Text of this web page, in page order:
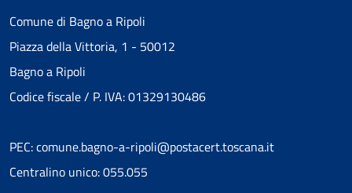
Comune di Bagno a Ripoli
Piazza della Vittoria, 1 - 50012
Bagno a Ripoli
Codice fiscale / P. IVA: 01329130486
PEC: comune.bagno-a-ripoli@postacert.toscana.it
Centralino unico: 055.055